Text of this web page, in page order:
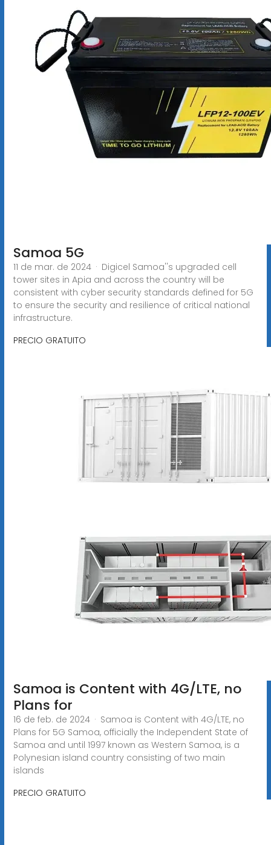
Samoa 5G
11 de mar. de 2024 · Digicel Samoa''s upgraded cell
tower sites in Apia and across the country will be
consistent with cyber security standards defined for 5G
to ensure the security and resilience of critical national
infrastructure.
PRECIO GRATUITO
Samoa is Content with 4G/LTE, no
Plans for
16 de feb. de 2024 · Samoa is Content with 4G/LTE, no
Plans for 5G Samoa, officially the Independent State of
Samoa and until 1997 known as Western Samoa, is a
Polynesian island country consisting of two main
islands
PRECIO GRATUITO